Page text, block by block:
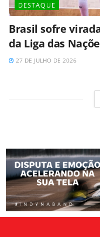
DESTAQUE
Brasil sofre
da Liga das
27 DE JULHO DE 2026